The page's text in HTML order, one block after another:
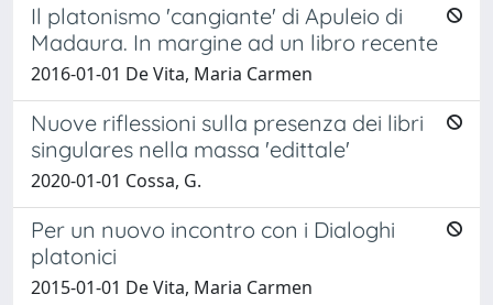
Il platonismo 'cangiante' di Apuleio di
Madaura. In margine ad un libro recente
2016-01-01 De Vita, Maria Carmen
Nuove riflessioni sulla presenza dei libri
singulares nella massa 'edittale'
2020-01-01 Cossa, G.
Per un nuovo incontro con i Dialoghi
platonici
2015-01-01 De Vita, Maria Carmen